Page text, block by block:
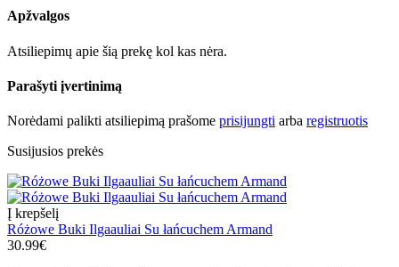
Apžvalgos
Atsiliepimų apie šią prekę kol kas nėra.
Parašyti įvertinimą
Norėdami palikti atsiliepimą prašome prisijungti arba registruotis
Susijusios prekės
Į krepšelį
Różowe Buki Ilgaauliai Su łańcuchem Armand
30.99€